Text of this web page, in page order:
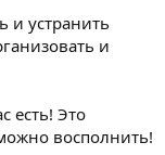
устранить
и
есть! Это
восполнить!